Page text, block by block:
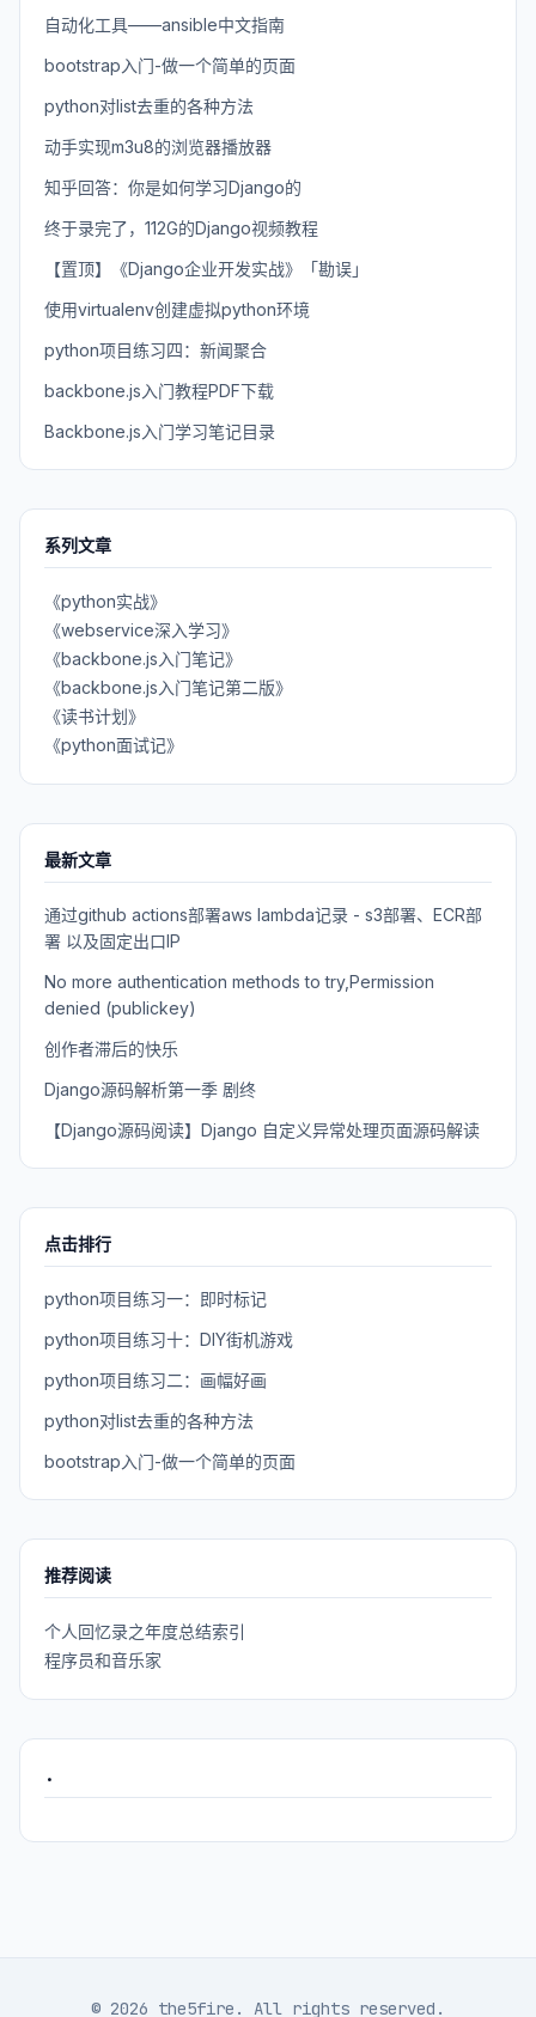
自动化工具——ansible中文指南
bootstrap入门-做一个简单的页面
python对list去重的各种方法
动手实现m3u8的浏览器播放器
知乎回答：你是如何学习Django的
终于录完了，112G的Django视频教程
【置顶】《Django企业开发实战》「勘误」
使用virtualenv创建虚拟python环境
python项目练习四：新闻聚合
backbone.js入门教程PDF下载
Backbone.js入门学习笔记目录
系列文章
《python实战》
《webservice深入学习》
《backbone.js入门笔记》
《backbone.js入门笔记第二版》
《读书计划》
《python面试记》
最新文章
通过github actions部署aws lambda记录 - s3部署、ECR部
署 以及固定出口IP
No more authentication methods to try,Permission
denied (publickey)
创作者滞后的快乐
Django源码解析第一季 剧终
【Django源码阅读】Django 自定义异常处理页面源码解读
点击排行
python项目练习一：即时标记
python项目练习十：DIY街机游戏
python项目练习二：画幅好画
python对list去重的各种方法
bootstrap入门-做一个简单的页面
推荐阅读
个人回忆录之年度总结索引
程序员和音乐家
.
© 2026 the5fire. All rights reserved.